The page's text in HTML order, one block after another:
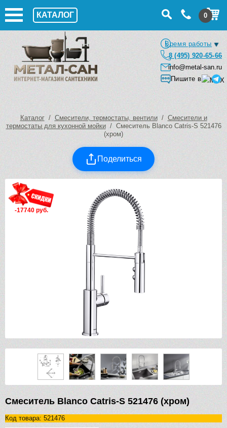
КАТАЛОГ 0
Время работы
8 (495) 920-65-66
info@metal-san.ru
Пишите в
Каталог/ Смесители, термостаты, вентили/ Смесители и
термостаты для кухонной мойки/ Смеситель Blanco Catris-S 521476
(хром)
Поделиться
-17740 руб.
Смеситель Blanco Catris-S 521476 (хром)
Код товара: 521476